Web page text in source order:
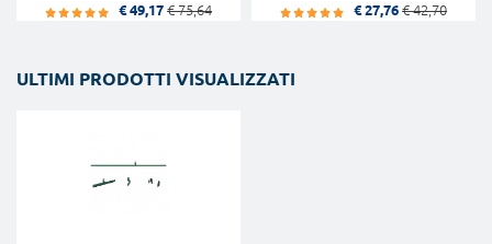
€ 49,17 € 75,64 € 27,76 € 42,70
ULTIMI PRODOTTI VISUALIZZATI